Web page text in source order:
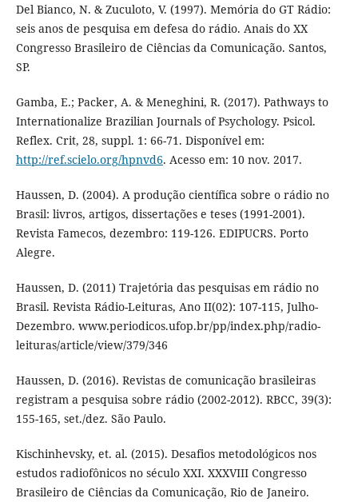
Del Bianco, N. & Zuculoto, V. (1997). Memória do GT Rádio:
seis anos de pesquisa em defesa do rádio. Anais do XX
Congresso Brasileiro de Ciências da Comunicação. Santos,
SP.
Gamba, E.; Packer, A. & Meneghini, R. (2017). Pathways to
Internationalize Brazilian Journals of Psychology. Psicol.
Reflex. Crit, 28, suppl. 1: 66-71. Disponível em:
http://ref.scielo.org/hpnvd6. Acesso em: 10 nov. 2017.
Haussen, D. (2004). A produção científica sobre o rádio no
Brasil: livros, artigos, dissertações e teses (1991-2001).
Revista Famecos, dezembro: 119-126. EDIPUCRS. Porto
Alegre.
Haussen, D. (2011) Trajetória das pesquisas em rádio no
Brasil. Revista Rádio-Leituras, Ano II(02): 107-115, Julho-
Dezembro. www.periodicos.ufop.br/pp/index.php/radio-
leituras/article/view/379/346
Haussen, D. (2016). Revistas de comunicação brasileiras
registram a pesquisa sobre rádio (2002-2012). RBCC, 39(3):
155-165, set./dez. São Paulo.
Kischinhevsky, et. al. (2015). Desafios metodológicos nos
estudos radiofônicos no século XXI. XXXVIII Congresso
Brasileiro de Ciências da Comunicação, Rio de Janeiro.